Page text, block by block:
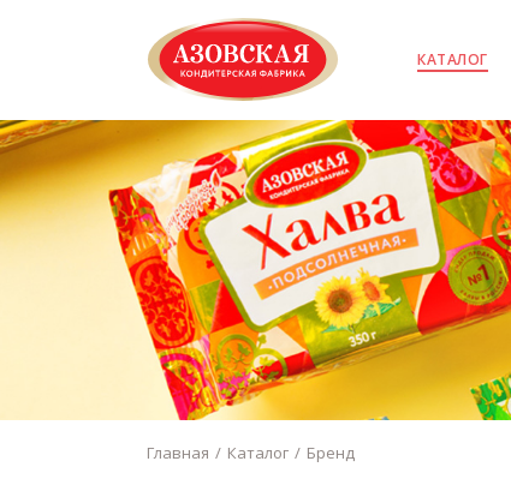
КАТАЛОГ
Главная Каталог Бренд